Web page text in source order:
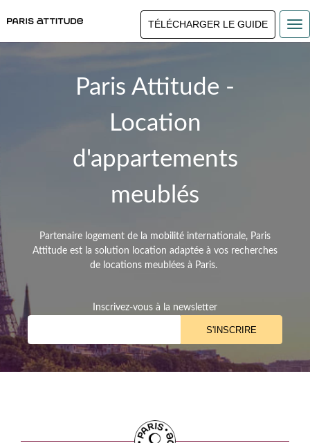
TÉLÉCHARGER LE GUIDE
Paris Attitude -
Location
d'appartements
meublés
Partenaire logement de la mobilité internationale, Paris
Attitude est la solution location adaptée à vos recherches
de locations meublées à Paris.
Inscrivez-vous à la newsletter